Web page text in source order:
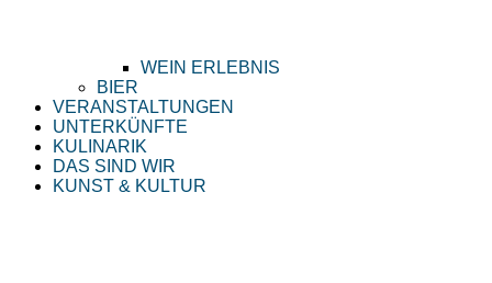
WEIN ERLEBNIS
BIER
VERANSTALTUNGEN
UNTERKÜNFTE
KULINARIK
DAS SIND WIR
KUNST & KULTUR